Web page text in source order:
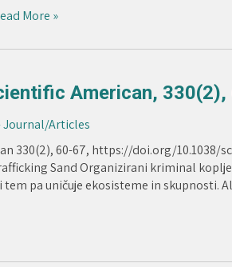
More »
American, 330(2),
Journal/Articles
330(2), 60-67, https://doi.org/10.1038/
Sand Organizirani kriminal
pa uničuje ekosisteme in skupnosti.